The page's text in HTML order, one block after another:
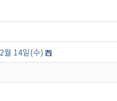
寄稿
イベント写真
韓企連ニュ
월 14일(수)